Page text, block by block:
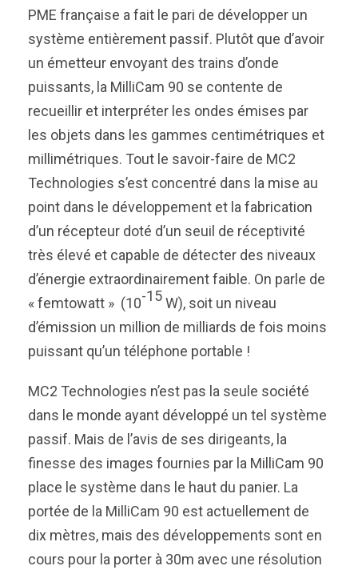
PME française a fait le pari de développer un
système entièrement passif. Plutôt que d’avoir
un émetteur envoyant des trains d’onde
puissants, la MilliCam 90 se contente de
recueillir et interpréter les ondes émises par
les objets dans les gammes centimétriques et
millimétriques. Tout le savoir-faire de MC2
Technologies s’est concentré dans la mise au
point dans le développement et la fabrication
d’un récepteur doté d’un seuil de réceptivité
très élevé et capable de détecter des niveaux
d’énergie extraordinairement faible. On parle de
« femtowatt » (10-15W), soit un niveau
d’émission un million de milliards de fois moins
puissant qu’un téléphone portable !
MC2 Technologies n’est pas la seule société
dans le monde ayant développé un tel système
passif. Mais de l’avis de ses dirigeants, la
finesse des images fournies par la MilliCam 90
place le système dans le haut du panier. La
portée de la MilliCam 90 est actuellement de
dix mètres, mais des développements sont en
cours pour la porter à 30m avec une résolution